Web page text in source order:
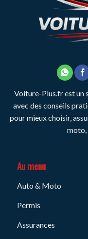
Voiture-Plus.fr est un
avec des conseils
pour mieux choisir,
moto,
Au menu
Auto & Moto
Permis
Assurances